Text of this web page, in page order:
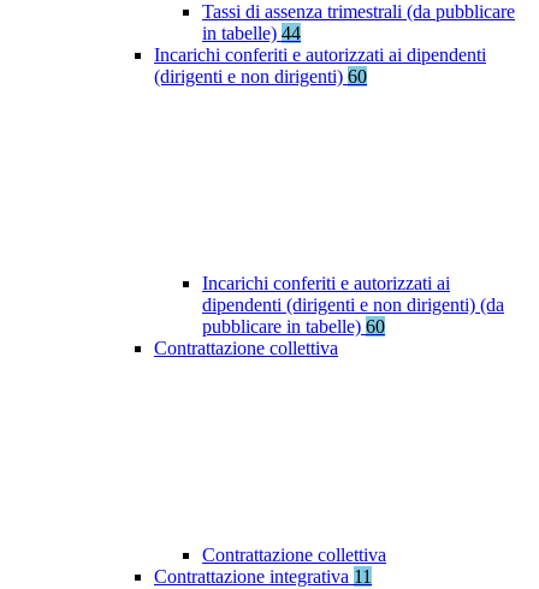
Tassi di assenza trimestrali (da pubblicare
in tabelle) 44
Incarichi conferiti e autorizzati ai dipendenti
(dirigenti e non dirigenti) 60
Incarichi conferiti e autorizzati ai
dipendenti (dirigenti e non dirigenti) (da
pubblicare in tabelle) 60
Contrattazione collettiva
Contrattazione collettiva
Contrattazione integrativa 11